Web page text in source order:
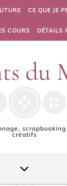
CE QUE JE
COURS DÉTAILS
créatifs